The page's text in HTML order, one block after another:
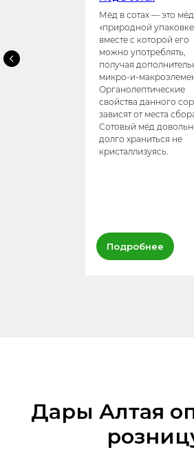
Мёд в сотах — это
«природной
вместе с которой его
можно употреблять,
получая
микро-и-
Органолептические
свойства данного
зависят от места
Сотовый мёд
долго храниться не
кристаллизуясь.
Подробнее
Дары Алтая